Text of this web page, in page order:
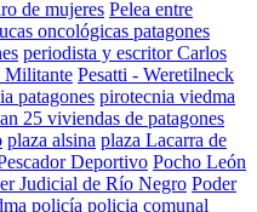
de mujeres Pelea entre
oncológicas patagones
periodista y escritor Carlos
Militante Pesatti - Weretilneck
patagones pirotecnia viedma
25 viviendas de patagones
plaza alsina plaza Lacarra de
Deportivo Pocho León
Judicial de Río Negro Poder
policía policia comunal